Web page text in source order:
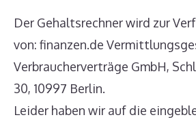
Der Gehaltsrechner wird zur
von: finanzen.de
Verbraucherverträge GmbH,
30, 10997 Berlin.
Leider haben wir auf die